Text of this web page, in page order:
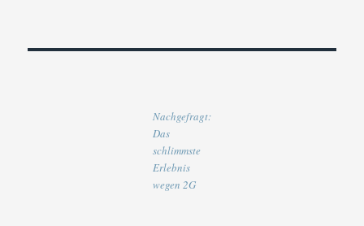
Nachgefragt:
Das
schlimmste
Erlebnis
wegen 2G